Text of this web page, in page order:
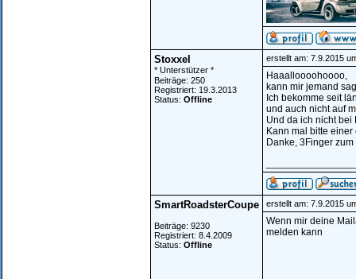
Stoxxel
* Unterstützer *
Beiträge: 250
Registriert: 19.3.2013
Status: Offline
erstellt am: 7.9.2015
Haaalloooohoooo,
kann mir jemand
Ich bekomme seit
und auch nicht auf
Und da ich nicht bei
Kann mal bitte
Danke, 3Finger zum
SmartRoadsterCoupe
Beiträge: 9230
Registriert: 8.4.2009
Status: Offline
erstellt am: 7.9.2015
Wenn mir deine
melden kann